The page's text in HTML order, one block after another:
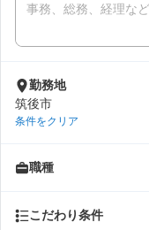
勤務地
筑後市
条件をクリア
職種
こだわり条件